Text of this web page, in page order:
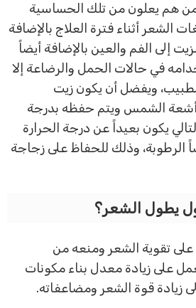
هم يعلون من تلك الحساسية
أثناء فترة العلاج بالإضافة
إلى الفم والعين بالإضافة أيضاً
في حالات الحمل والرضاعة إلا
ويفضل أن يكون زيت
الشمس ويتم حفظه بدرجة
يكون بعيداً عن درجة الحرارة
وذلك للحفاظ على زجاجة
يطول الشعر؟
تقوية الشعر ومنعه من
على زيادة معدل بناء مكونات
قوة الشعر ومضاعفاته.